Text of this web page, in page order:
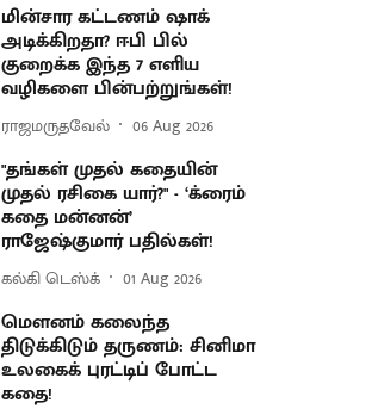
மின்சார கட்டணம் ஷாக்
அடிக்கிறதா? ஈபி பில்
குறைக்க இந்த 7 எளிய
வழிகளை பின்பற்றுங்கள்!
ராஜமருதவேல் 06 Aug 2026
"தங்கள் முதல் கதையின்
முதல் ரசிகை யார்?" - ‘க்ரைம்
கதை மன்னன்’
ராஜேஷ்குமார் பதில்கள்!
கல்கி டெஸ்க் 01 Aug 2026
மௌனம் கலைந்த
திடுக்கிடும் தருணம்: சினிமா
உலகைக் புரட்டிப் போட்ட
கதை!